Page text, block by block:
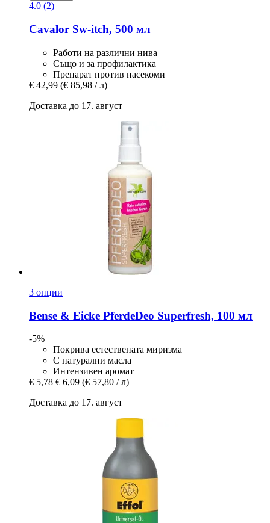
4.0 (2)
Cavalor Sw-​itch, 500 мл
Работи на различни нива
Също и за профилактика
Препарат против насекоми
€ 42,99 (€ 85,98 / л)
Доставка до 17. август
3 опции
Bense & Eicke PferdeDeo Superfresh, 100 мл
-5%
Покрива естествената миризма
С натурални масла
Интензивен аромат
€ 5,78 € 6,09 (€ 57,80 / л)
Доставка до 17. август